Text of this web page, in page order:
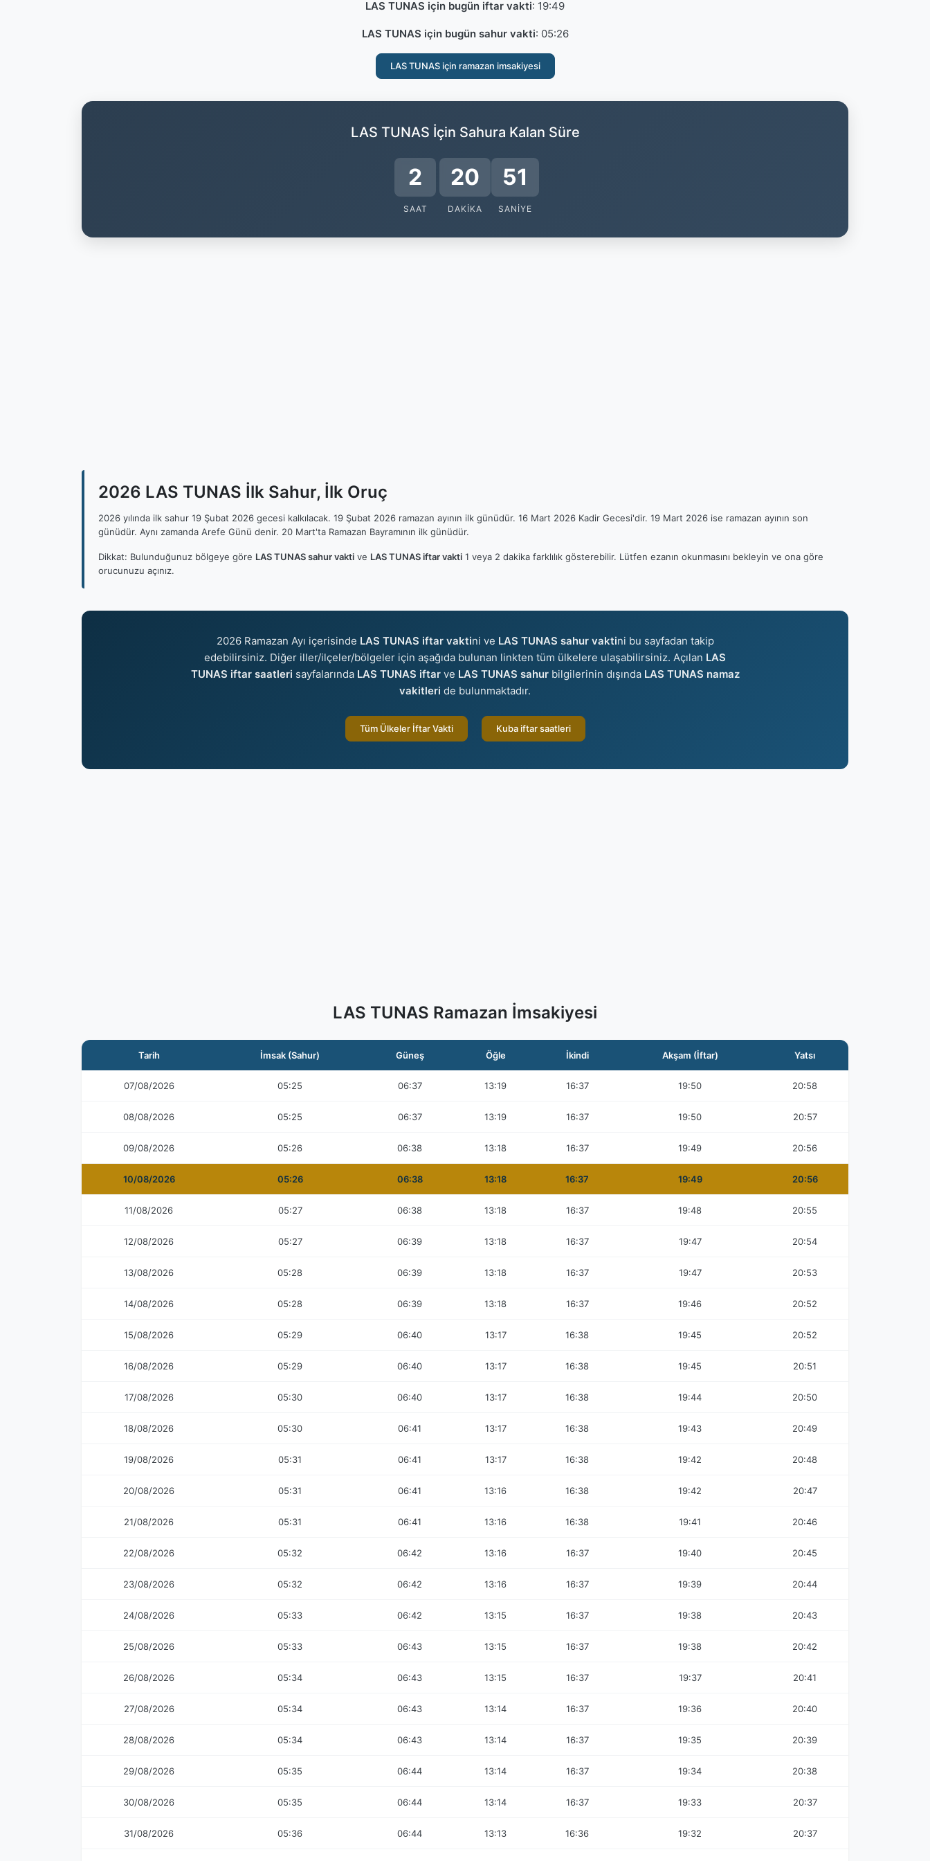
LAS TUNAS için bugün iftar vakti: 19:49
LAS TUNAS için bugün sahur vakti: 05:26
LAS TUNAS için ramazan imsakiyesi
LAS TUNAS İçin Sahura Kalan Süre
2
SAAT
20
DAKIKA
50
SANIYE
2026 LAS TUNAS İlk Sahur, İlk Oruç
2026 yılında ilk sahur 19 Şubat 2026 gecesi kalkılacak. 19 Şubat 2026 ramazan ayının ilk günüdür. 16 Mart 2026 Kadir Gecesi'dir. 19 Mart 2026 ise ramazan ayının son
günüdür. Aynı zamanda Arefe Günü denir. 20 Mart'ta Ramazan Bayramının ilk günüdür.
Dikkat: Bulunduğunuz bölgeye göre LAS TUNAS sahur vakti ve LAS TUNAS iftar vakti 1 veya 2 dakika farklılık gösterebilir. Lütfen ezanın okunmasını bekleyin ve ona göre
orucunuzu açınız.
2026 Ramazan Ayı içerisinde LAS TUNAS iftar vaktini ve LAS TUNAS sahur vaktini bu sayfadan takip
edebilirsiniz. Diğer iller/ilçeler/bölgeler için aşağıda bulunan linkten tüm ülkelere ulaşabilirsiniz. Açılan LAS
TUNAS iftar saatleri sayfalarında LAS TUNAS iftarve LAS TUNAS sahurbilgilerinin dışında LAS TUNAS namaz
vakitleri de bulunmaktadır.
Tüm Ülkeler İftar Vakti Kuba iftar saatleri
LAS TUNAS Ramazan İmsakiyesi
Tarih İmsak (Sahur) Güneş Öğle İkindi Akşam (İftar) Yatsı
07/08/2026 05:25 06:37 13:19 16:37 19:50 20:58
08/08/2026 05:25 06:37 13:19 16:37 19:50 20:57
09/08/2026 05:26 06:38 13:18 16:37 19:49 20:56
10/08/2026 05:26 06:38 13:18 16:37 19:49 20:56
11/08/2026 05:27 06:38 13:18 16:37 19:48 20:55
12/08/2026 05:27 06:39 13:18 16:37 19:47 20:54
13/08/2026 05:28 06:39 13:18 16:37 19:47 20:53
14/08/2026 05:28 06:39 13:18 16:37 19:46 20:52
15/08/2026 05:29 06:40 13:17 16:38 19:45 20:52
16/08/2026 05:29 06:40 13:17 16:38 19:45 20:51
17/08/2026 05:30 06:40 13:17 16:38 19:44 20:50
18/08/2026 05:30 06:41 13:17 16:38 19:43 20:49
19/08/2026 05:31 06:41 13:17 16:38 19:42 20:48
20/08/2026 05:31 06:41 13:16 16:38 19:42 20:47
21/08/2026 05:31 06:41 13:16 16:38 19:41 20:46
22/08/2026 05:32 06:42 13:16 16:37 19:40 20:45
23/08/2026 05:32 06:42 13:16 16:37 19:39 20:44
24/08/2026 05:33 06:42 13:15 16:37 19:38 20:43
25/08/2026 05:33 06:43 13:15 16:37 19:38 20:42
26/08/2026 05:34 06:43 13:15 16:37 19:37 20:41
27/08/2026 05:34 06:43 13:14 16:37 19:36 20:40
28/08/2026 05:34 06:43 13:14 16:37 19:35 20:39
29/08/2026 05:35 06:44 13:14 16:37 19:34 20:38
30/08/2026 05:35 06:44 13:14 16:37 19:33 20:37
31/08/2026 05:36 06:44 13:13 16:36 19:32 20:37